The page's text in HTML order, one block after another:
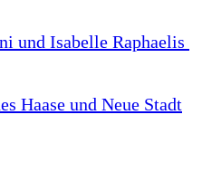
und Isabelle Raphaelis
Haase und Neue Stadt